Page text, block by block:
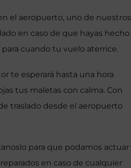
el aeropuerto, uno de nuestros
en caso de que hayas hecho
cuando tu vuelo aterrice.
te esperará hasta una hora
tus maletas con calma. Con
traslado desde el aeropuerto
para que podamos actuar
en caso de cualquier